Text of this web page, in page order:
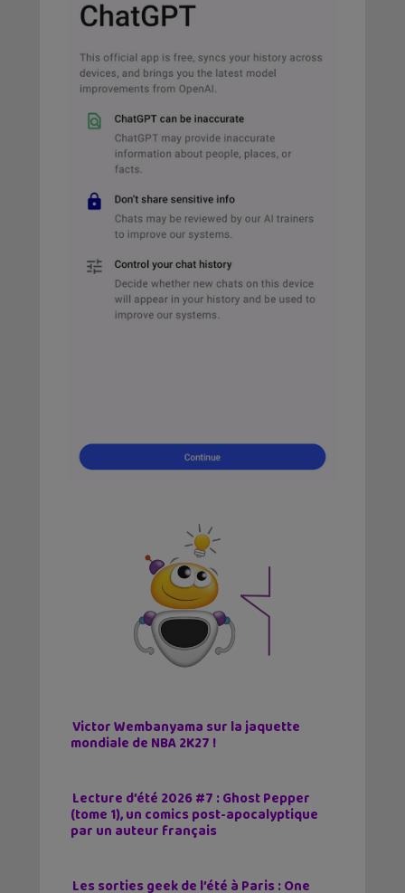
Victor Wembanyama sur la jaquette
mondiale de NBA 2K27 !
Lecture d’été 2026 #7 : Ghost Pepper
(tome 1), un comics post-apocalyptique
par un auteur français
Les sorties geek de l’été à Paris : One